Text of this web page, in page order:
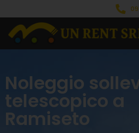
Noleggio
telescopico a
Ramiseto